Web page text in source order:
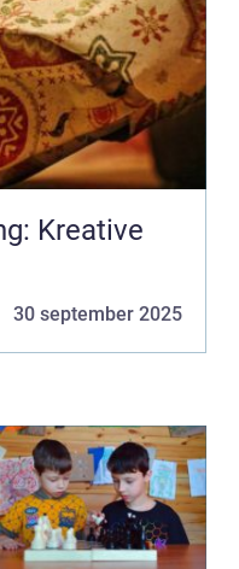
Kreative
30 september 2025